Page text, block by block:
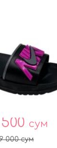
EVA 920-C
сум
000сум